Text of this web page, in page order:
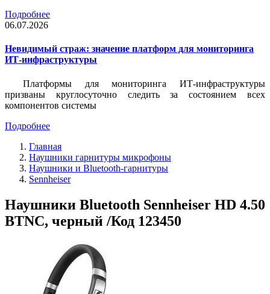
Подробнее
06.07.2026
Невидимый страж: значение платформ для мониторинга
ИТ-инфраструктуры
Платформы для мониторинга ИТ-инфраструктуры
призваны круглосуточно следить за состоянием всех
компонентов системы
Подробнее
Главная
Наушники гарнитуры микрофоны
Наушники и Bluetooth-гарнитуры
Sennheiser
Наушники Bluetooth Sennheiser HD 4.50
BTNC, черный /Код 123450